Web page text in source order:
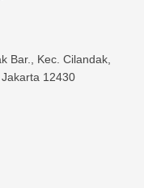
Bar., Kec. Cilandak,
12430